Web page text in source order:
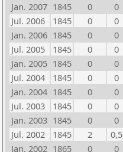
Jan. 2007 1845 0
0
Jul. 2006
1845 0
0
Jan. 2006 1845 0
0
Jul. 2005
1845 0
0
Jan. 2005 1845 0
0
Jul. 2004
1845 0
0
Jan. 2004 1845 0
0
Jul. 2003
1845 0
0
Jan. 2003 1845 0
0
Jul. 2002
1845 2
0,5
Jan. 2002 1865 0
0